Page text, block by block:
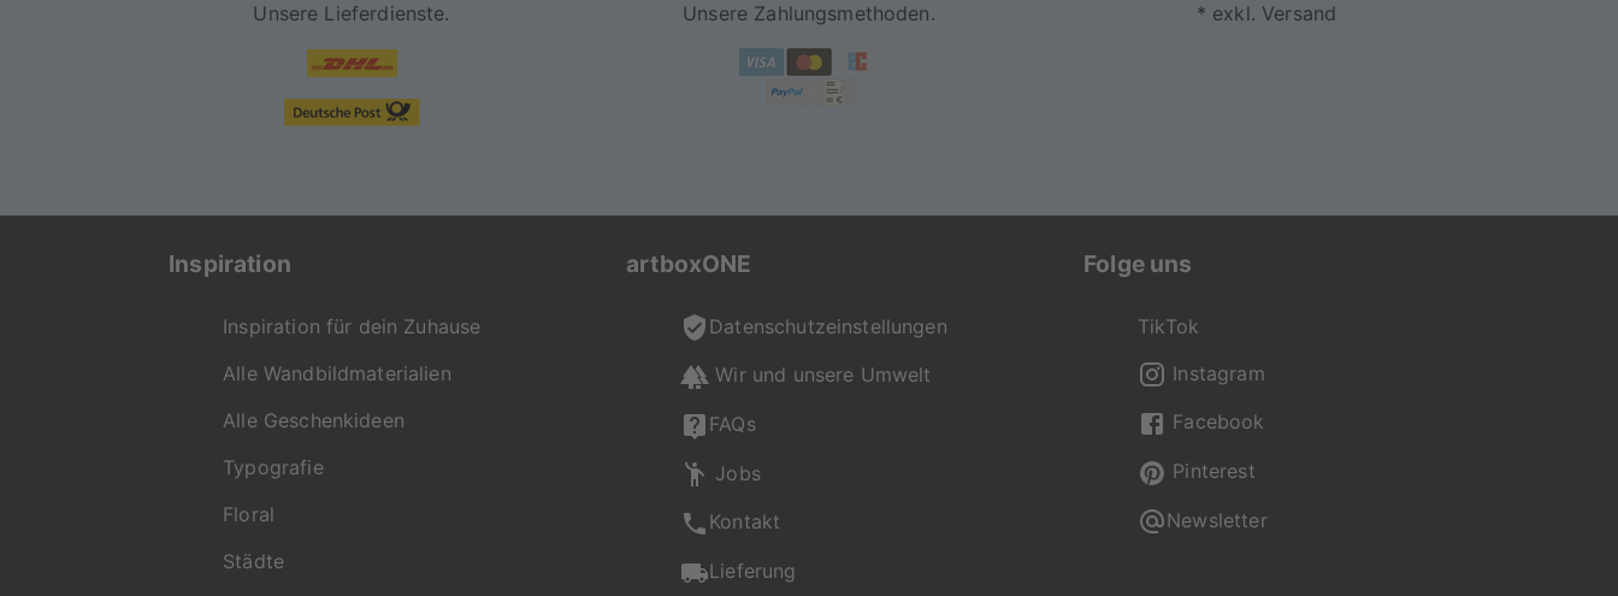
Unsere Lieferdienste. Unsere Zahlungsmethoden. * exkl. Versand
Inspiration
Inspiration für dein Zuhause
Alle Wandbildmaterialien
Alle Geschenkideen
Typografie
Floral
Städte
artboxONE
Datenschutzeinstellungen
Wir und unsere Umwelt
FAQs
Jobs
Kontakt
Lieferung
Folge uns
TikTok
Instagram
Facebook
Pinterest
Newsletter